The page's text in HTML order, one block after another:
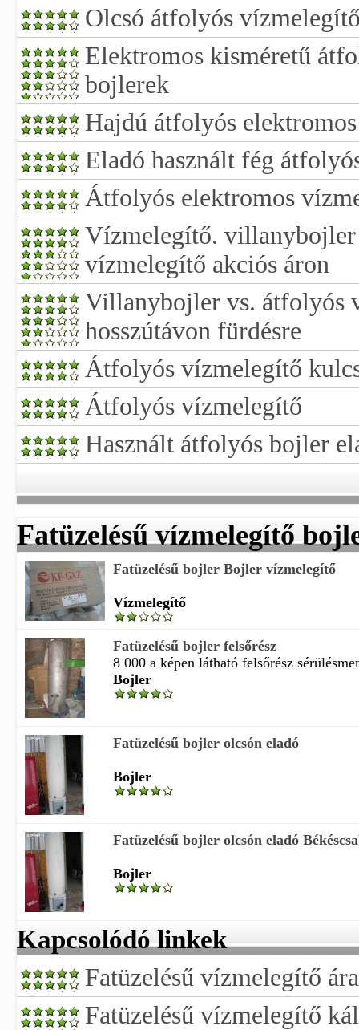
Olcsó átfolyós
Elektromos kisméretű
bojlerek
Hajdú átfolyós
Eladó használt fég
Átfolyós elektromos
Vízmelegítő. villanybojler
vízmelegítő akciós áron
Villanybojler vs. átfolyós
hosszútávon fürdésre
Átfolyós vízmelegítő
Átfolyós vízmelegítő
Használt átfolyós bojler
Fatüzelésű vízmelegítő
Fatüzelésű bojler Bojler vízmelegítő
Vízmelegítő
Fatüzelésű bojler felsőrész
8 000 a képen látható felsőrész
Bojler
Fatüzelésű bojler olcsón eladó
Bojler
Fatüzelésű bojler olcsón eladó
Bojler
Kapcsolódó linkek
Fatüzelésű vízmelegítő
Fatüzelésű vízmelegítő